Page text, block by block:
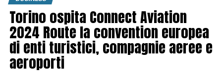
Torino ospita Connect Aviation
2024 Route la convention europea
di enti turistici, compagnie aeree e
aeroporti